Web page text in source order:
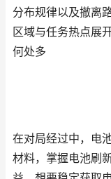
分布规律以及撤离
区域与任务热点展
何处多
在对局经过中，电
材料，掌握电池刷